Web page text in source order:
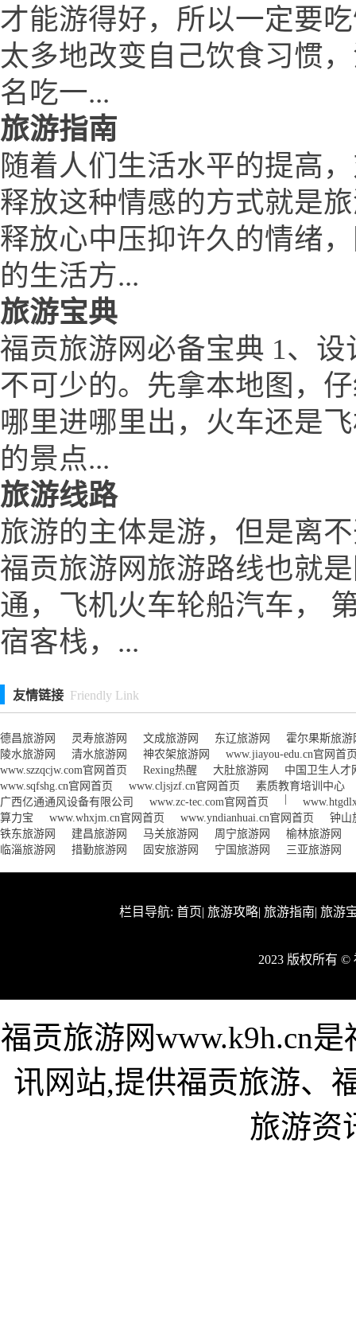
才能游得好，所以一定要
太多地改变自己饮食习惯
名吃一...
旅游指南
随着人们生活水平的提高
释放这种情感的方式就是
释放心中压抑许久的情绪
的生活方...
旅游宝典
福贡旅游网必备宝典 1、
不可少的。先拿本地图，
哪里进哪里出，火车还是
的景点...
旅游线路
旅游的主体是游，但是离
福贡旅游网旅游路线也就
通，飞机火车轮船汽车，
宿客栈，...
友情链接 Friendly Link
德昌旅游网 灵寿旅游网 文成旅游网 东辽旅游网
霍尔果斯旅游
陵水旅游网
清水旅游网 神农架旅游网
www.jiayou-edu.cn官网首
www.szzqcjw.com官网首页
Rexing热醒 大肚旅游网
中国卫生人才
www.sqfshg.cn官网首页
www.cljsjzf.cn官网首页
素质教育培训中心
广西亿通通风设备有限公司
www.zc-tec.com官网首页
算力宝
www.whxjm.cn官网首页 www.yndianhuai.cn官网首页
钟山
铁东旅游网
建昌旅游网 马关旅游网 周宁旅游网
榆林旅游网
临淄旅游网
措勤旅游网 固安旅游网 宁国旅游网 三亚旅游网
栏目导航: 首页| 旅游攻略| 旅游指南| 旅游
2023 版权所有
福贡旅游网www.k9h.cn
讯网站,提供福贡旅游、
旅游资